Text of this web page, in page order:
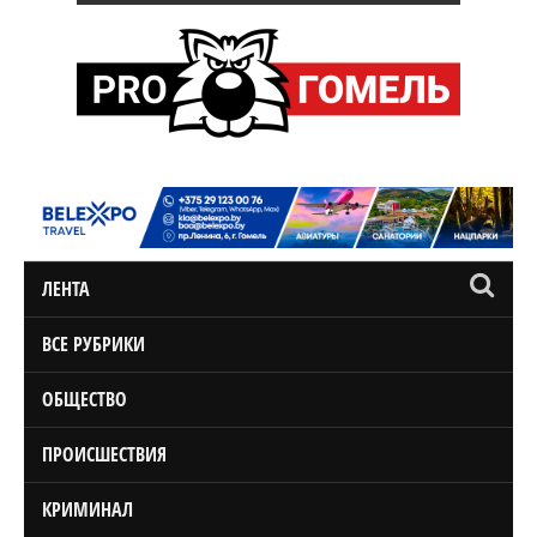
ЛЕНТА
ВСЕ РУБРИКИ
ОБЩЕСТВО
ПРОИСШЕСТВИЯ
КРИМИНАЛ